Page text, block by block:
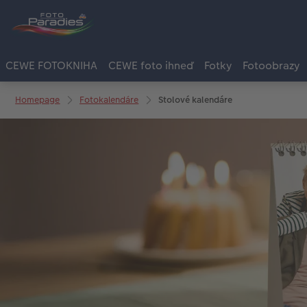
CEWE FOTOKNIHA CEWE foto ihneď Fotky Fotoobrazy
Homepage Fotokalendáre Stolové kalendáre